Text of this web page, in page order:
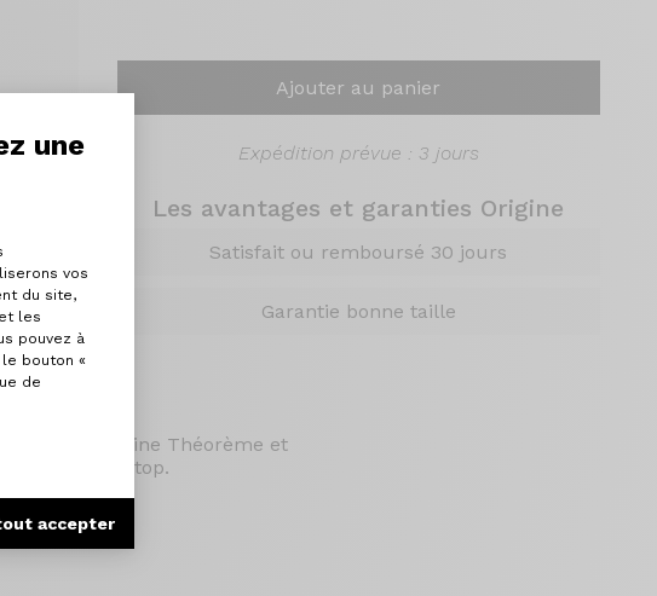
une
: Personnalisez vos Options
vos
du site,
les
pouvez à
bouton «
de
accepter
Ajouter au panier
Expédition prévue : 3 jours
Les avantages et garanties Origine
Satisfait ou remboursé 30 jours
Garantie bonne taille
cadres Origine Théorème et
finition au top.